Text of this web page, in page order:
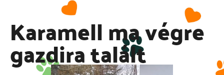
Karamell ma végre
gazdira talált